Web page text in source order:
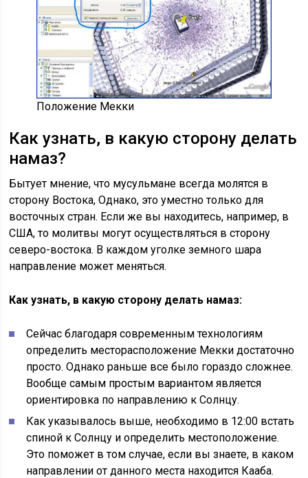
Положение Мекки
Как узнать, в какую сторону делать
намаз?
Бытует мнение, что мусульмане всегда молятся в
сторону Востока, Однако, это уместно только для
восточных стран. Если же вы находитесь, например, в
США, то молитвы могут осуществляться в сторону
северо-востока. В каждом уголке земного шара
направление может меняться.
Как узнать, в какую сторону делать намаз:
Сейчас благодаря современным технологиям
определить месторасположение Мекки достаточно
просто. Однако раньше все было гораздо сложнее.
Вообще самым простым вариантом является
ориентировка по направлению к Солнцу.
Как указывалось выше, необходимо в 12:00 встать
спиной к Солнцу и определить местоположение.
Это поможет в том случае, если вы знаете, в каком
направлении от данного места находится Кааба.